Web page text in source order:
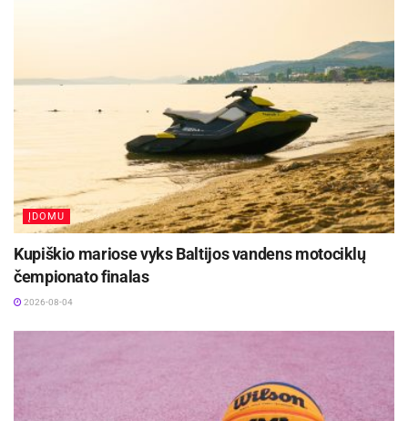
ĮDOMU
Kupiškio mariose vyks Baltijos vandens motociklų
čempionato finalas
2026-08-04